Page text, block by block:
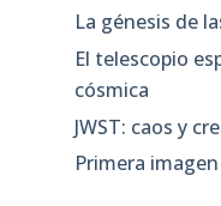
La génesis de
El telescopio
cósmica
JWST: caos y
Primera